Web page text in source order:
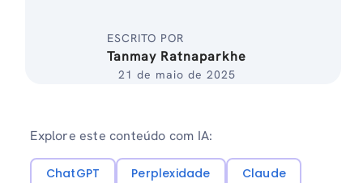
ESCRITO POR
Tanmay Ratnaparkhe
21 de maio de 2025
Explore este conteúdo com IA:
ChatGPT Perplexidade
Claude